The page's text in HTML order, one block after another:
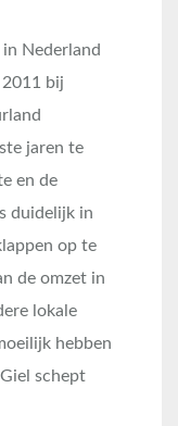
Nederland
bij
jaren te
en de
duidelijk in
op te
de omzet in
lokale
hebben
schept